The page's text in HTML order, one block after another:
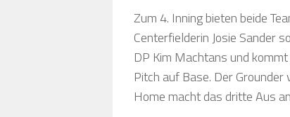
Zum 4. Inning bieten beide
Centerfielderin Josie Sander
DP Kim Machtans und
Pitch auf Base. Der
Home macht das dritte Aus